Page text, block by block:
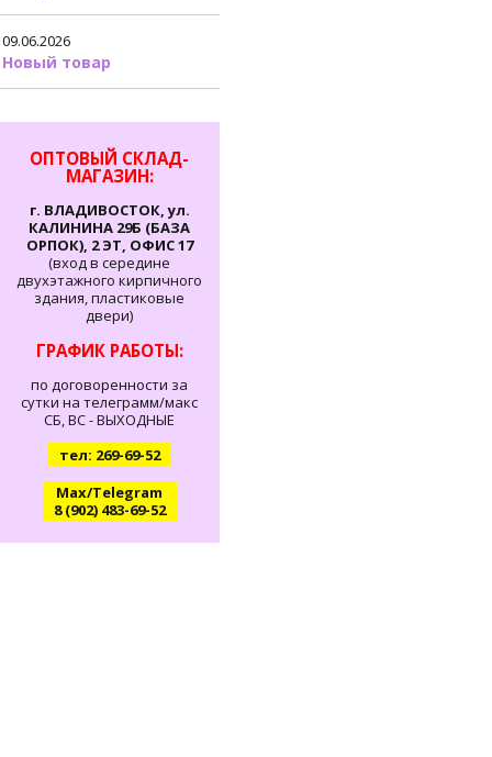
09.06.2026
Новый товар
ОПТОВЫЙ СКЛАД-
МАГАЗИН:
г. ВЛАДИВОСТОК, ул.
КАЛИНИНА 29Б (БАЗА
ОРПОК), 2 ЭТ, ОФИС 17
(вход в середине
двухэтажного кирпичного
здания, пластиковые
двери)
ГРАФИК РАБОТЫ:
по договоренности за
сутки на телеграмм/макс
СБ, ВС - ВЫХОДНЫЕ
тел: 269-69-52
Max/Telegram
8 (902) 483-69-52